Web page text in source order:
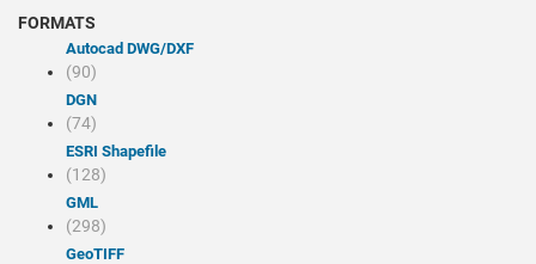
FORMATS
Autocad DWG/DXF
(90)
DGN
(74)
ESRI Shapefile
(128)
GML
(298)
GeoTIFF